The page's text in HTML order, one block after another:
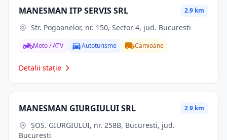
MANESMAN ITP SERVIS SRL 2.9 km
Str. Pogoanelor, nr. 150, Sector 4, jud. Bucuresti
Moto / ATV Autoturisme Camioane
Detalii stație
MANESMAN GIURGIULUI SRL 2.9 km
Bucuresti